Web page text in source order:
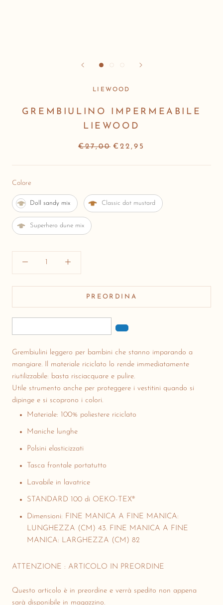
LIEWOOD
GREMBIULINO IMPERMEABILE
LIEWOOD
€27,00 €22,95
Colore
Doll sandy mix Classic dot mustard
Superhero dune mix
PREORDINA
Grembiulini leggero per bambini che stanno imparando a
mangiare.
Il materiale riciclato lo rende immediatamente
riutilizzabile: basta risciacquare e pulire.
Utile strumento anche per proteggere i vestitini quando si
dipinge e si scoprono i colori.
Materiale: 100% poliestere riciclato
Maniche lunghe
Polsini elasticizzati
Tasca frontale portatutto
Lavabile in lavatrice
STANDARD 100 di OEKO-TEX®
Dimensioni: FINE MANICA A FINE MANICA:
LUNGHEZZA (CM) 43. FINE MANICA A FINE
MANICA: LARGHEZZA (CM) 82
ATTENZIONE : ARTICOLO IN PREORDINE
Questo articolo è in preordine e verrà spedito non appena
sarà disponibile in magazzino.